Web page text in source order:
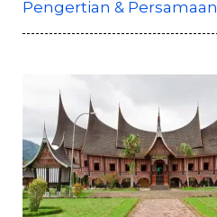
Pengertian & Persamaan